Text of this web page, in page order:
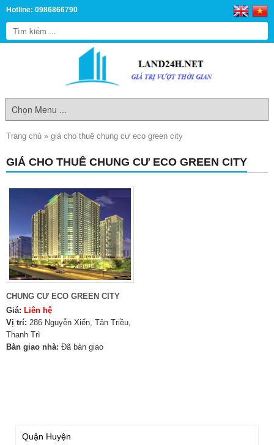
Hotline: 0986866790
Trang chủ » giá cho thuê chung cư eco green city
GIÁ CHO THUÊ CHUNG CƯ ECO GREEN CITY
CHUNG CƯ ECO GREEN CITY
Giá: Liên hệ
Vị trí: 286 Nguyễn Xiển, Tân Triều,
Thanh Trì
Bàn giao nhà: Đã bàn giao